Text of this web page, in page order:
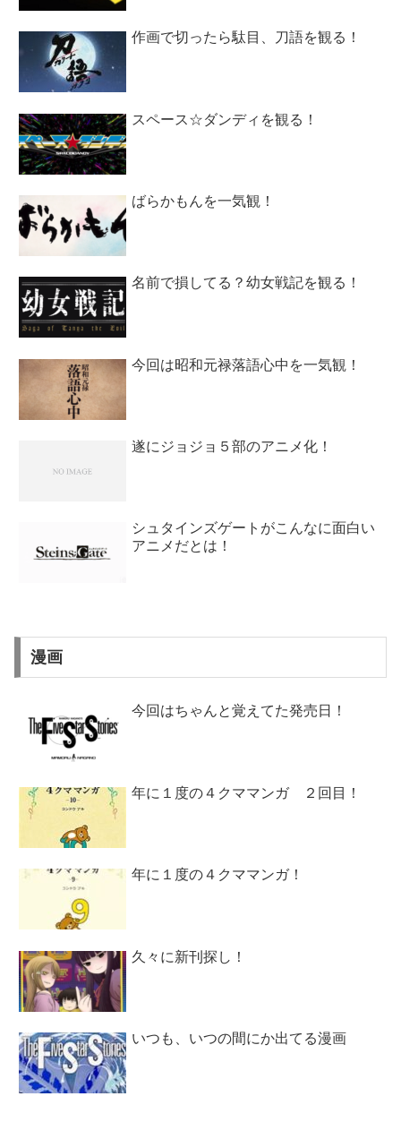
作画で切ったら駄目、刀語を観る！
スペース☆ダンディを観る！
ばらかもんを一気観！
名前で損してる？幼女戦記を観る！
今回は昭和元禄落語心中を一気観！
遂にジョジョ５部のアニメ化！
シュタインズゲートがこんなに面白い
アニメだとは！
漫画
今回はちゃんと覚えてた発売日！
年に１度の４クママンガ ２回目！
年に１度の４クママンガ！
久々に新刊探し！
いつも、いつの間にか出てる漫画